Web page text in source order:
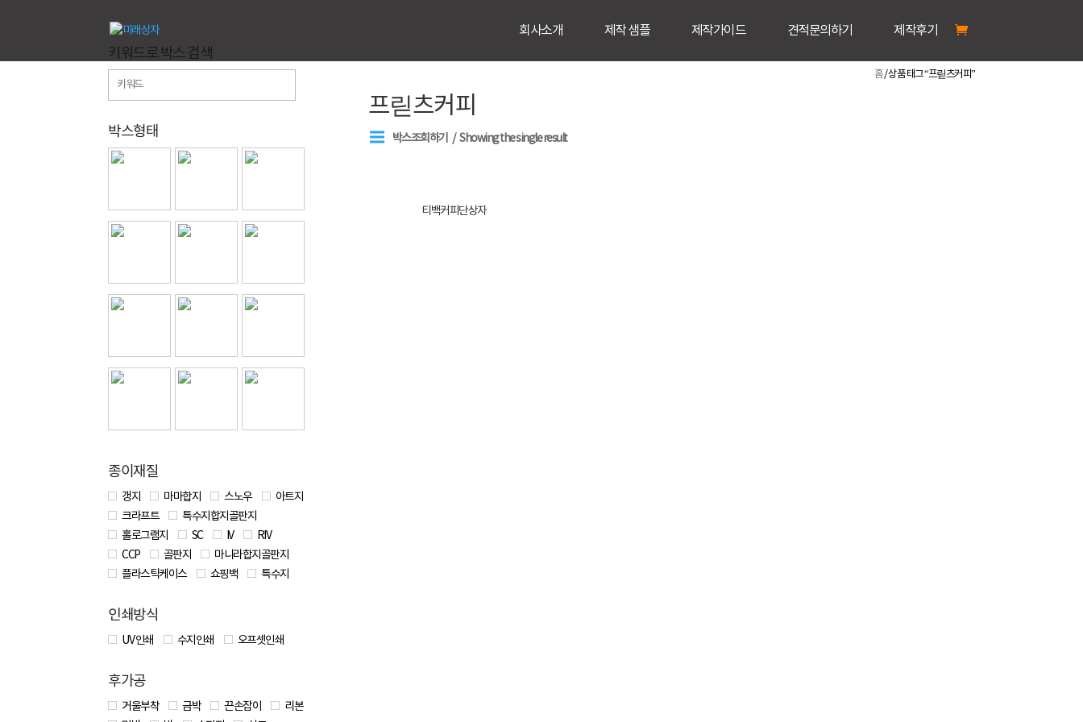
회사소개 제작 샘플 제작가이드 견적문의하기 제작후기
홈/ 상품 태그 “프릳츠커피”
프릳츠커피
박스조회하기 Showing the single result
티백커피단상자
키워드로 박스 검색
박스형태
종이재질
갱지 마마합지 스노우
아트지
크라프트
특수지합지골판지
홀로그램지
SC IV
RIV
CCP
골판지
마니라합지골판지
플라스틱케이스
쇼핑백 특수지
인쇄방식
UV 인쇄 수지인쇄 오프셋인쇄
후가공
거울부착 금박 끈손잡이
리본